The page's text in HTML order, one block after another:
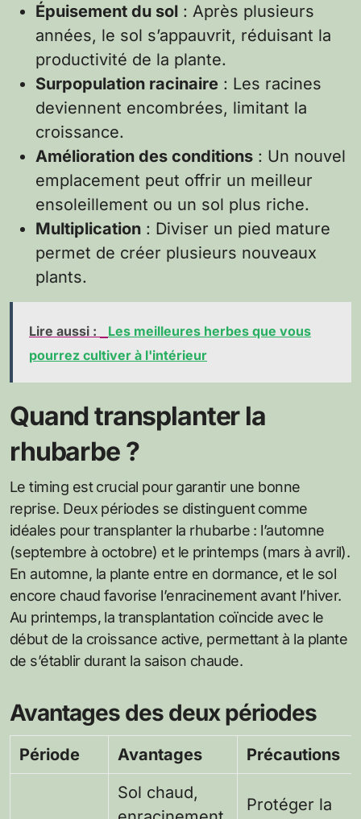
Épuisement du sol : Après plusieurs
années, le sol s’appauvrit, réduisant la
productivité de la plante.
Surpopulation racinaire : Les racines
deviennent encombrées, limitant la
croissance.
Amélioration des conditions : Un nouvel
emplacement peut offrir un meilleur
ensoleillement ou un sol plus riche.
Multiplication : Diviser un pied mature
permet de créer plusieurs nouveaux
plants.
Lire aussi :
Les meilleures herbes que vous
pourrez cultiver à l'intérieur
Quand transplanter la
rhubarbe ?
Le timing est crucial pour garantir une bonne
reprise. Deux périodes se distinguent comme
idéales pour transplanter la rhubarbe : l’automne
(septembre à octobre) et le printemps (mars à avril).
En automne, la plante entre en dormance, et le sol
encore chaud favorise l’enracinement avant l’hiver.
Au printemps, la transplantation coïncide avec le
début de la croissance active, permettant à la plante
de s’établir durant la saison chaude.
Avantages des deux périodes
Période Avantages Précautions
Sol chaud,
Protéger la